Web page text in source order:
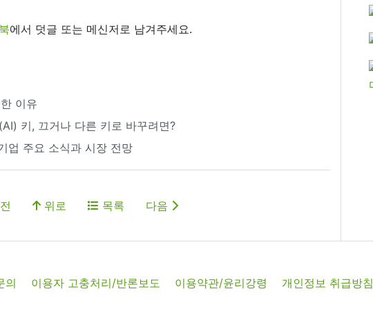
에서 덧글 또는 메신저로 남겨주세요.
이유
키, 끄거나 다른 키로 바꾸려면?
업 주요 소식과 시장 전망
위로 목록 다음
의 이용자 고충처리/반론보도 이용약관/윤리강령 개인정보 취급방침